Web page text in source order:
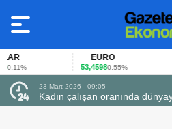
EURO
53,45980,55%
23 Mart 2026 - 09:05
Kadın çalışan oranında